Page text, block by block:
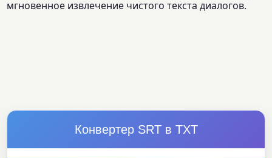
мгновенное извлечение чистого текста диалогов.
Конвертер SRT в TXT